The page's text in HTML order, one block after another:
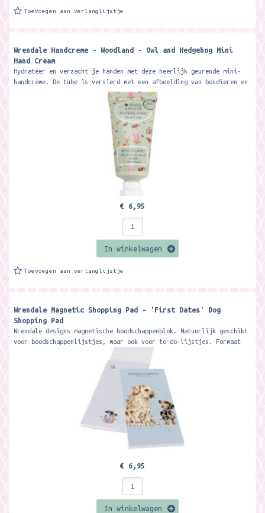
Toevoegen aan verlanglijstje
Wrendale Handcreme - Woodland - Owl and Hedgehog Mini
Hand Cream
Hydrateer en verzacht je handen met deze heerlijk geurende mini-
handcrème. De tube is versierd met een afbeelding van bosdieren en
€ 6,95
In winkelwagen
Toevoegen aan verlanglijstje
Wrendale Magnetic Shopping Pad - 'First Dates' Dog
Shopping Pad ​
Wrendale designs magnetische boodschappenblok. Natuurlijk geschikt
voor boodschappenlijstjes, maar ook voor to-do-lijstjes. Formaat
€ 6,95
In winkelwagen